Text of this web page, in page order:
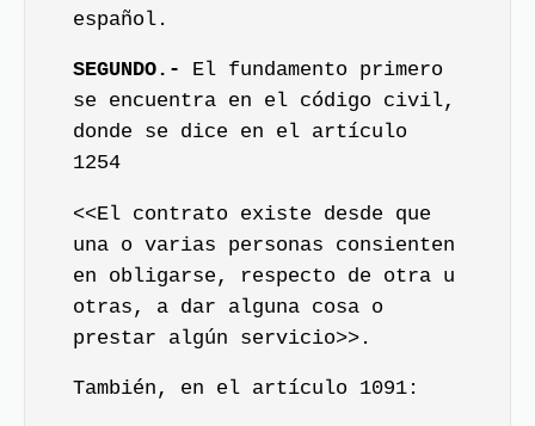
español.
SEGUNDO.-
El fundamento primero
se encuentra en el código civil,
donde se dice en el artículo
1254
<<El contrato existe desde que
una o varias personas consienten
en obligarse, respecto de otra u
otras, a dar alguna cosa o
prestar algún servicio>>.
También, en el artículo 1091: